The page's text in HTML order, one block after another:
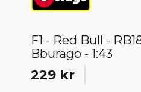
F1 - Red Bull -
Bburago - 1:43
229 kr